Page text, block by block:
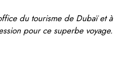
du tourisme de Dubaï et à
pour ce superbe voyage.